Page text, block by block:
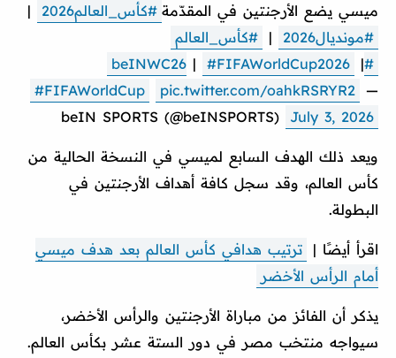
ميسي يضع الأرجنتين في المقدّمة #كأس_العالم2026
|
#مونديال2026
|
#كأس_العالم
#beINWC26
| #FIFAWorldCup2026
|
#FIFAWorldCup
pic.twitter.com/oahkRSRYR2 —
beIN SPORTS (@beINSPORTS)
July 3, 2026
ويعد ذلك الهدف السابع لميسي في النسخة الحالية من
كأس العالم، وقد سجل كافة أهداف الأرجنتين في
البطولة.
اقرأ أيضًا |
ترتيب هدافي كأس العالم بعد هدف ميسي
أمام الرأس الأخضر
يذكر أن الفائز من مباراة الأرجنتين والرأس الأخضر،
سيواجه منتخب مصر في دور الستة عشر بكأس العالم.